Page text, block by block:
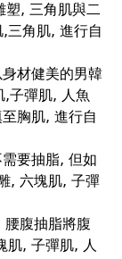
塑, 三角肌與二
三角肌, 進行自
材健美的男韓
,子彈肌, 人魚
胸肌, 進行自
要抽脂, 但如
, 六塊肌, 子彈
腹抽脂將腹
肌, 子彈肌, 人